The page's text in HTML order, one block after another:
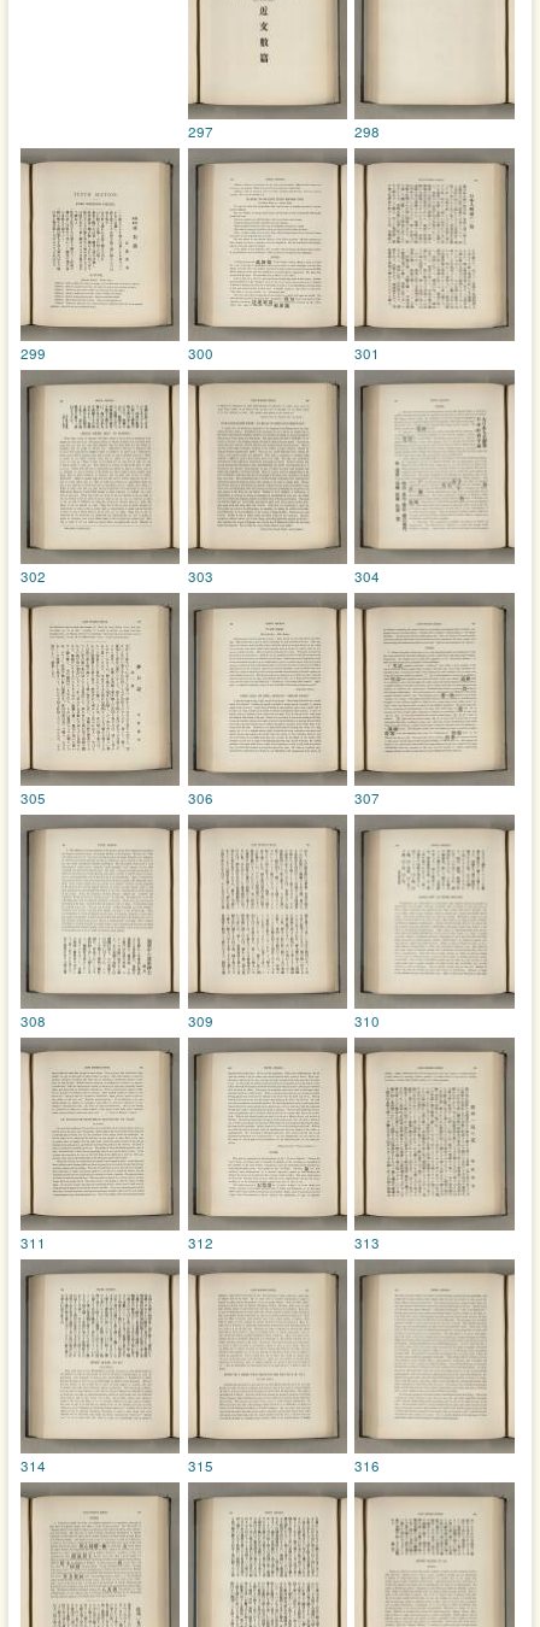
297 298
299 300 301
302 303 304
305 306 307
308 309 310
311 312 313
314 315 316